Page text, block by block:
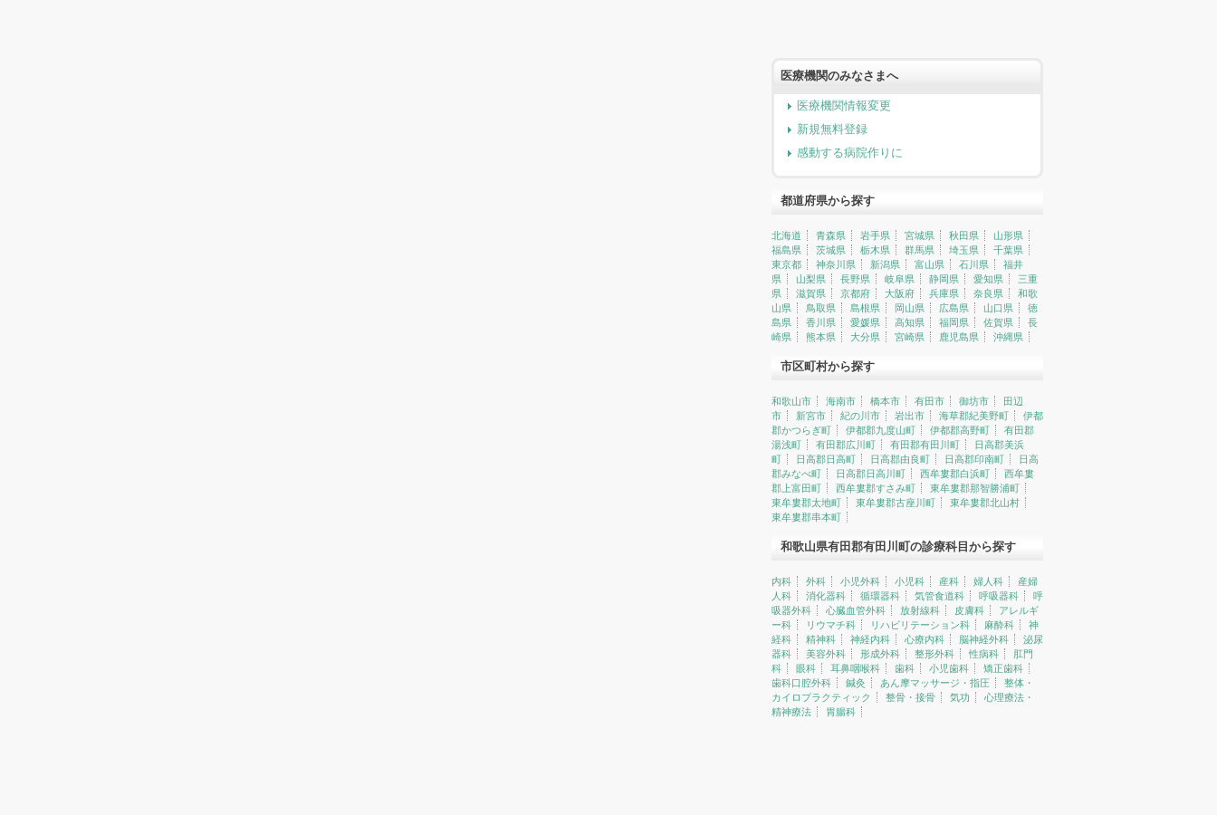
医療機関のみなさまへ
医療機関情報変更
新規無料登録
感動する病院作りに
都道府県から探す
北海道 青森県 岩手県 宮城県 秋田県
山形県
福島県
茨城県 栃木県 群馬県 埼玉県
千葉県
東京都
神奈川県 新潟県 富山県 石川県
福井
県
山梨県 長野県 岐阜県 静岡県 愛知県
三重
県
滋賀県 京都府 大阪府 兵庫県 奈良県
和歌
山県
鳥取県 島根県 岡山県 広島県 山口県
徳
島県
香川県 愛媛県 高知県 福岡県 佐賀県
長
崎県
熊本県 大分県 宮崎県 鹿児島県 沖縄県
市区町村から探す
和歌山市 海南市 橋本市 有田市 御坊市
田辺
市
新宮市 紀の川市 岩出市 海草郡紀美野町
伊都
郡かつらぎ町
伊都郡九度山町 伊都郡高野町
有田郡
湯浅町
有田郡広川町 有田郡有田川町
日高郡美浜
町
日高郡日高町 日高郡由良町 日高郡印南町
日高
郡みなべ町
日高郡日高川町 西牟婁郡白浜町
西牟婁
郡上富田町
西牟婁郡すさみ町
東牟婁郡那智勝浦町
東牟婁郡太地町
東牟婁郡古座川町
東牟婁郡北山村
東牟婁郡串本町
和歌山県有田郡有田川町の診療科目から探す
内科 外科 小児外科 小児科 産科 婦人科
産婦
人科
消化器科 循環器科 気管食道科 呼吸器科
呼
吸器外科
心臓血管外科 放射線科 皮膚科
アレルギ
ー科
リウマチ科 リハビリテーション科 麻酔科
神
経科
精神科 神経内科 心療内科 脳神経外科
泌尿
器科
美容外科 形成外科 整形外科 性病科
肛門
科
眼科 耳鼻咽喉科 歯科 小児歯科
矯正歯科
歯科口腔外科
鍼灸 あん摩マッサージ・指圧
整体・
カイロプラクティック
整骨・接骨 気功
心理療法・
精神療法
胃腸科